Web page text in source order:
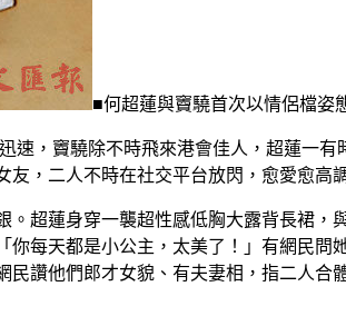
■何超蓮與竇驍首次以情侶檔姿
，竇驍除不時飛來港會佳人，超蓮一
，二人不時在社交平台放閃，愈愛愈高
超蓮身穿一襲超性感低胸大露背長裙
每天都是小公主，太美了！」有網民
讚他們郎才女貌、有夫妻相，指二人合